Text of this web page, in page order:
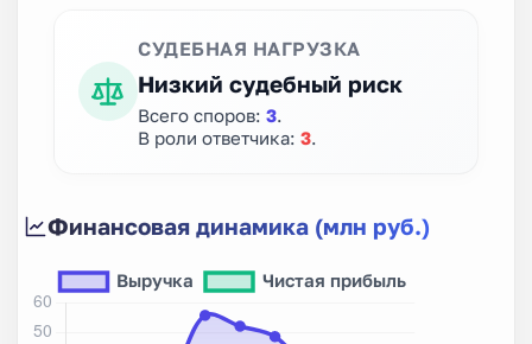
СУДЕБНАЯ НАГРУЗКА
Низкий судебный риск
Всего споров: 3
В роли ответчика: 3
Финансовая динамика (млн руб.)